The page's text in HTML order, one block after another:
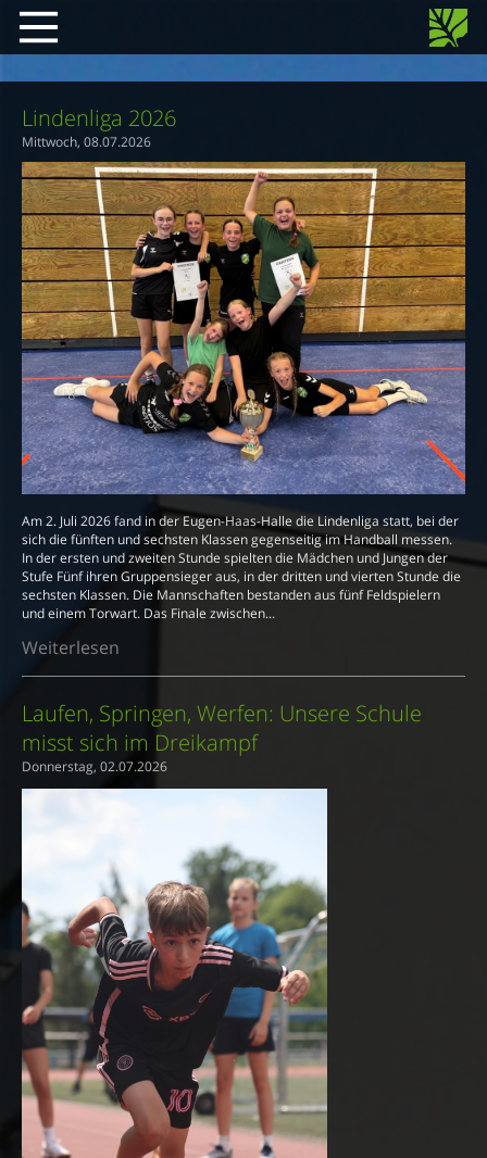
Lindenliga 2026
Mittwoch, 08.07.2026
Am 2. Juli 2026 fand in der Eugen-Haas-Halle die Lindenliga statt, bei der
sich die fünften und sechsten Klassen gegenseitig im Handball messen.
In der ersten und zweiten Stunde spielten die Mädchen und Jungen der
Stufe Fünf ihren Gruppensieger aus, in der dritten und vierten Stunde die
sechsten Klassen. Die Mannschaften bestanden aus fünf Feldspielern
und einem Torwart. Das Finale zwischen...
Weiterlesen
Laufen, Springen, Werfen: Unsere Schule
misst sich im Dreikampf
Donnerstag, 02.07.2026